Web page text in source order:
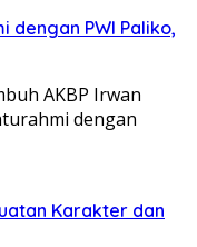
dengan PWI Paliko,
AKBP Irwan
dengan
Karakter dan